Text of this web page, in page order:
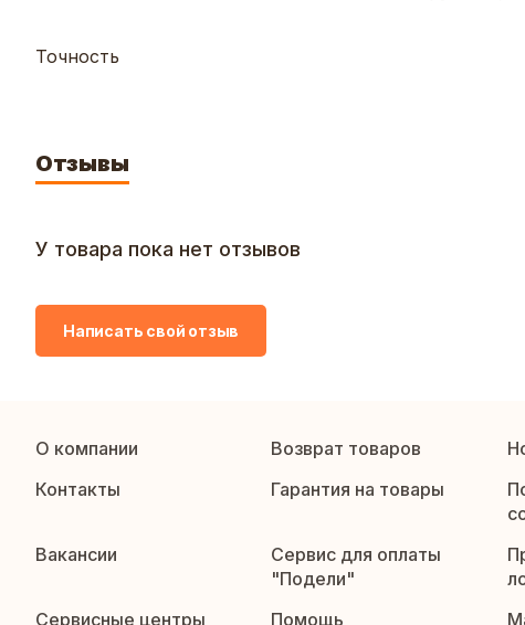
Точность
Отзывы
У товара пока нет отзывов
Написать свой отзыв
О компании Возврат товаров
Контакты
Гарантия на товары
Вакансии
Сервис для оплаты
"Подели"
Сервисные центры
Помощь